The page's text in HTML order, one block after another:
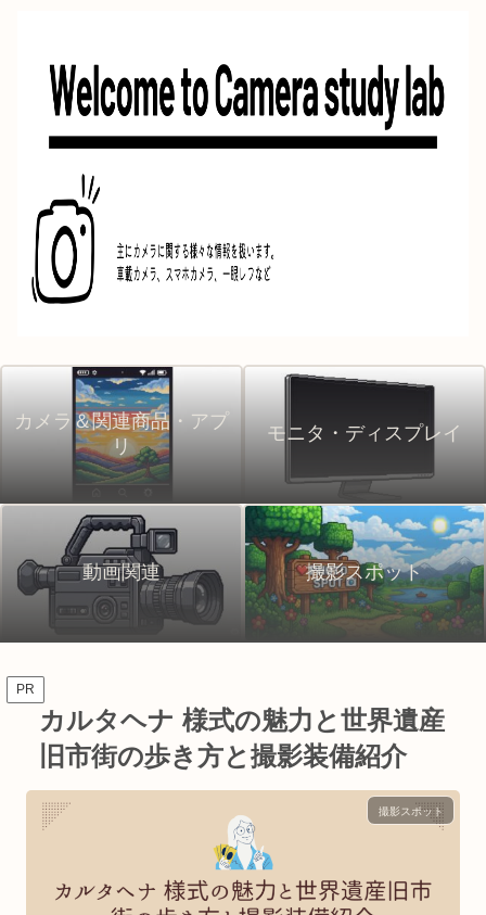
カメラ＆関連商品・アプ
リ
モニタ・ディスプレイ
動画関連 撮影スポット
PR
カルタヘナ 様式の魅力と世界遺産
旧市街の歩き方と撮影装備紹介
撮影スポット